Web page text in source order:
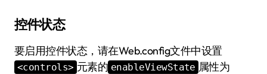
控件状态
要启用控件状态，请在Web.config文件中设置
<controls> 元素的 enableViewState 属性为